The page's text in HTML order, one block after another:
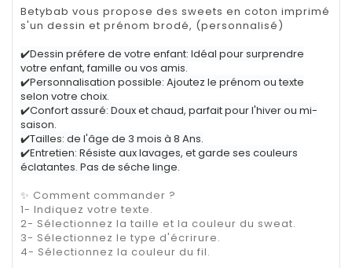
Betybab vous propose des sweets en coton imprimé
s'un dessin et prénom brodé, (personnalisé)
✔️Dessin préfere de votre enfant: Idéal pour surprendre
votre enfant, famille ou vos amis.
✔️Personnalisation possible: Ajoutez le prénom ou texte
selon votre choix.
✔️Confort assuré: Doux et chaud, parfait pour l'hiver ou mi-
saison.
✔️Tailles: de l'âge de 3 mois à 8 Ans.
✔️Entretien: Résiste aux lavages, et garde ses couleurs
éclatantes. Pas de séche linge.
✨ Comment commander ?
1- Indiquez votre texte.
2- Sélectionnez la taille et la couleur du sweat.
3- Sélectionnez le type d'écrirure.
4- Sélectionnez la couleur du fil.